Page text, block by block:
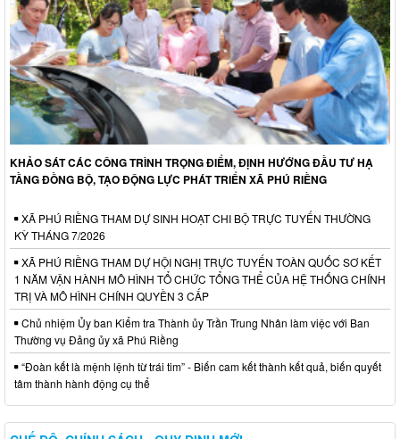
KHẢO SÁT CÁC CÔNG TRÌNH TRỌNG ĐIỂM, ĐỊNH HƯỚNG ĐẦU TƯ HẠ
TẦNG ĐỒNG BỘ, TẠO ĐỘNG LỰC PHÁT TRIỂN XÃ PHÚ RIỀNG
XÃ PHÚ RIỀNG THAM DỰ SINH HOẠT CHI BỘ TRỰC TUYẾN THƯỜNG
KỲ THÁNG 7/2026
XÃ PHÚ RIỀNG THAM DỰ HỘI NGHỊ TRỰC TUYẾN TOÀN QUỐC SƠ KẾT
1 NĂM VẬN HÀNH MÔ HÌNH TỔ CHỨC TỔNG THỂ CỦA HỆ THỐNG CHÍNH
TRỊ VÀ MÔ HÌNH CHÍNH QUYỀN 3 CẤP
Chủ nhiệm Ủy ban Kiểm tra Thành ủy Trần Trung Nhân làm việc với Ban
Thường vụ Đảng ủy xã Phú Riềng
“Đoàn kết là mệnh lệnh từ trái tim” - Biến cam kết thành kết quả, biến quyết
tâm thành hành động cụ thể